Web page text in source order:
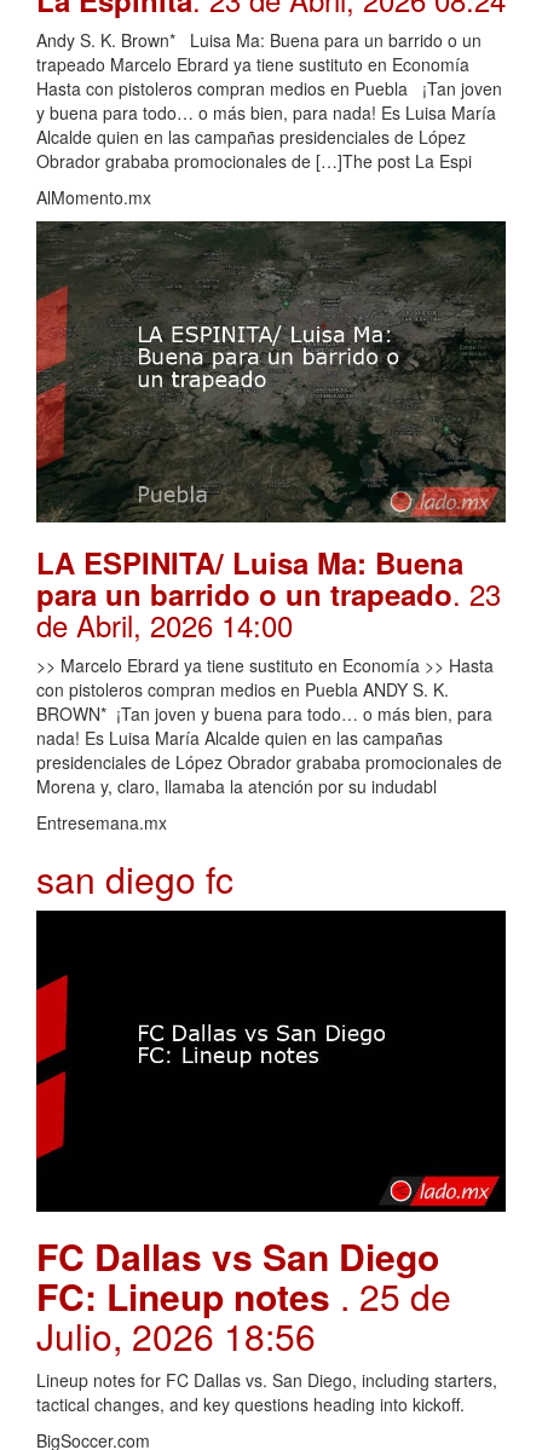
Andy S. K. Brown* Luisa Ma: Buena para un barrido o un
trapeado Marcelo Ebrard ya tiene sustituto en Economía
Hasta con pistoleros compran medios en Puebla ¡Tan joven
y buena para todo… o más bien, para nada! Es Luisa María
Alcalde quien en las campañas presidenciales de López
Obrador grababa promocionales de […]The post La Espi
AlMomento.mx
LA ESPINITA/ Luisa Ma: Buena
para un barrido o un trapeado. 23
de Abril, 2026 14:00
>> Marcelo Ebrard ya tiene sustituto en Economía >> Hasta
con pistoleros compran medios en Puebla ANDY S. K.
BROWN* ¡Tan joven y buena para todo… o más bien, para
nada! Es Luisa María Alcalde quien en las campañas
presidenciales de López Obrador grababa promocionales de
Morena y, claro, llamaba la atención por su indudabl
Entresemana.mx
san diego fc
FC Dallas vs San Diego
FC: Lineup notes . 25 de
Julio, 2026 18:56
Lineup notes for FC Dallas vs. San Diego, including starters,
tactical changes, and key questions heading into kickoff.
BigSoccer.com